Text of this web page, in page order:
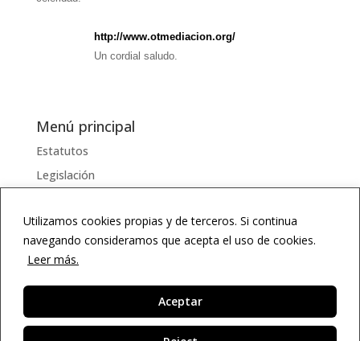
Utilizamos cookies propias y de terceros. Si continua
navegando consideramos que acepta el uso de cookies.
Leer más.
Aceptar
http://www.otmediacion.org/
Un cordial saludo.
Menú principal
Estatutos
Legislación
Documentos
Enlaces